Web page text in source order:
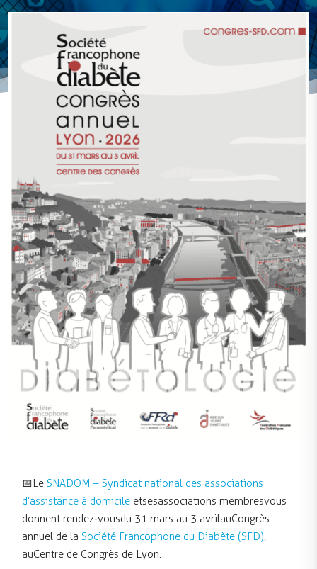
📅 LeSNADOM – Syndicat national des associations
d’assistance à domicile et ses associations membres vous
donnent rendez‑vous du 31 mars au 3 avril au Congrès
annuel de laSociété Francophone du Diabète (SFD),
au Centre de Congrès de Lyon.